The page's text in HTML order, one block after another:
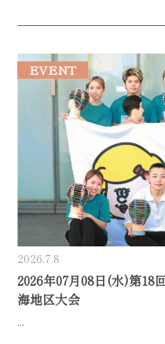
EVENT
2026.7.8
2026年07月08日(水)第18
海地区大会
...